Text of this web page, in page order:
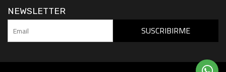
NEWSLETTER
SUSCRIBIRME